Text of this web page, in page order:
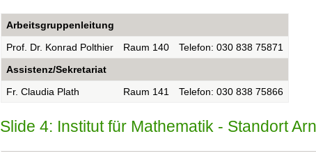
Arbeitsgruppenleitung
Prof. Dr. Konrad Polthier
Raum 140
Telefon: 030 838 75871
Assistenz/Sekretariat
Fr. Claudia Plath
Raum 141 Telefon: 030 838 75866
Slide 4: Institut für Mathematik - Standort